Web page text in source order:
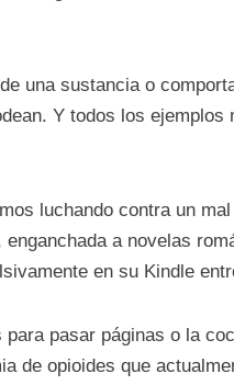
una sustancia o
Y todos los ejemplos
luchando contra un
a novelas
en su Kindle
pasar páginas o la
de opioides que